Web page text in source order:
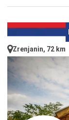
Zrenjanin, 72 km